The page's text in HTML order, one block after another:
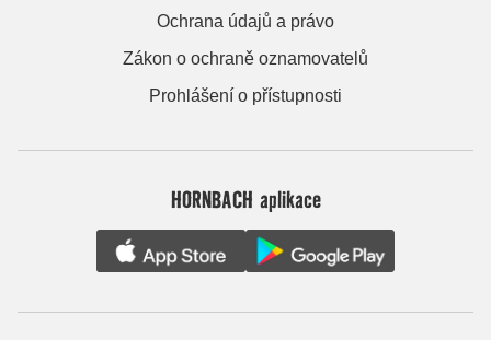
Ochrana údajů a právo
Zákon o ochraně oznamovatelů
Prohlášení o přístupnosti
HORNBACH aplikace